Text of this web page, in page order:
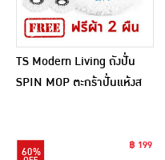
TS Modern Living ถังปั่น
SPIN MOP ตะกร้าปั่นแห้งส
60%
฿ 199